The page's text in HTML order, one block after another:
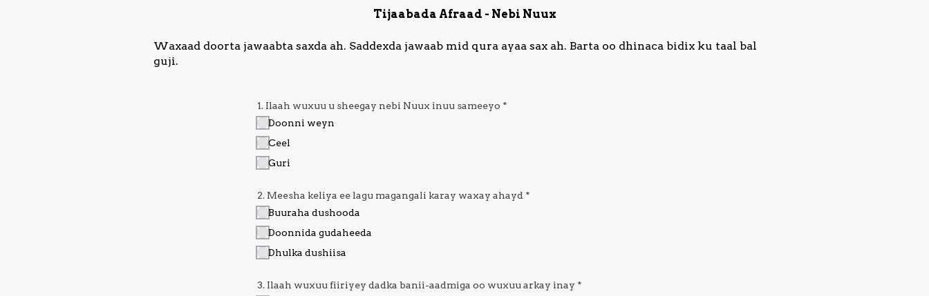
Tijaabada Afraad - Nebi Nuux
Waxaad doorta jawaabta saxda ah. Saddexda jawaab mid qura ayaa sax ah. Barta oo dhinaca bidix ku taal bal
guji.
1. Ilaah wuxuu u sheegay nebi Nuux inuu sameeyo *
Doonni weyn
Ceel
Guri
2. Meesha keliya ee lagu magangali karay waxay ahayd *
Buuraha dushooda
Doonnida gudaheeda
Dhulka dushiisa
3. Ilaah wuxuu fiiriyey dadka banii-aadmiga oo wuxuu arkay inay *